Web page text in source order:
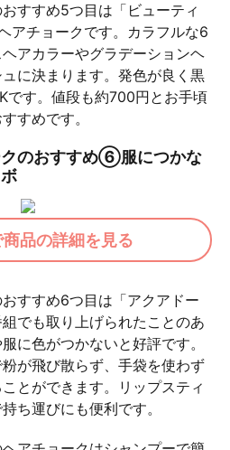
すすめ5つ目は「ビューティ
アチョークです。カラフルな6
アカラーやグラデーションヘ
に決まります。発色が良く黒
です。値段も約700円とお手頃
すめです。
クのおすすめ⑥服につかな
品の詳細を見る
すすめ6つ目は「アクアドー
でも取り上げられたことのあ
に色がつかないと好評です。
が飛び散らず、手袋を使わず
とができます。リップスティ
ち運びにも便利です。